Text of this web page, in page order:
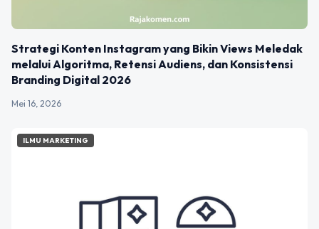
Strategi Konten Instagram yang Bikin Views Meledak
melalui Algoritma, Retensi Audiens, dan Konsistensi
Branding Digital 2026
Mei 16, 2026
ILMU MARKETING